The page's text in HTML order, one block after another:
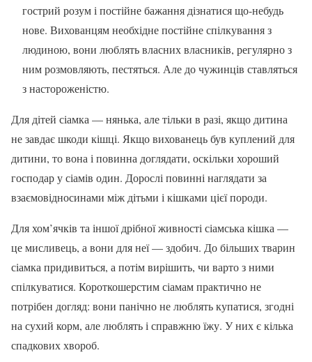
гострий розум і постійне бажання дізнатися що-небудь
нове. Вихованцям необхідне постійне спілкування з
людиною, вони люблять власних власників, регулярно з
ним розмовляють, пестяться. Але до чужинців ставляться
з настороженістю.
Для дітей сіамка — нянька, але тільки в разі, якщо дитина
не завдає шкоди кішці. Якщо вихованець був куплений для
дитини, то вона і повинна доглядати, оскільки хороший
господар у сіамів один. Дорослі повинні наглядати за
взаємовідносинами між дітьми і кішками цієї породи.
Для хом’ячків та іншої дрібної живності сіамська кішка —
це мисливець, а вони для неї — здобич. До більших тварин
сіамка придивиться, а потім вирішить, чи варто з ними
спілкуватися. Короткошерстим сіамам практично не
потрібен догляд: вони панічно не люблять купатися, згодні
на сухий корм, але люблять і справжню їжу. У них є кілька
спадкових хвороб.